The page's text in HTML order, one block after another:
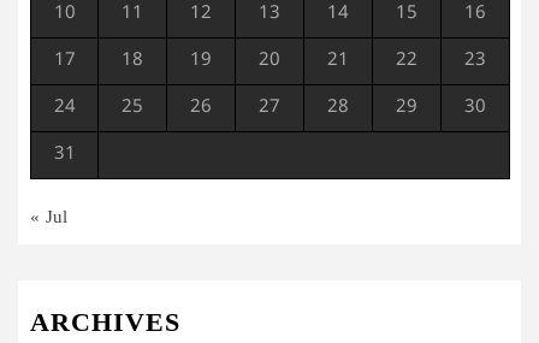
10 11 12 13 14 15 16
17 18 19 20 21 22 23
24 25 26 27 28 29 30
31
« Jul
ARCHIVES